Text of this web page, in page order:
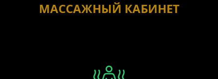
МАССАЖНЫЙ КАБИНЕТ